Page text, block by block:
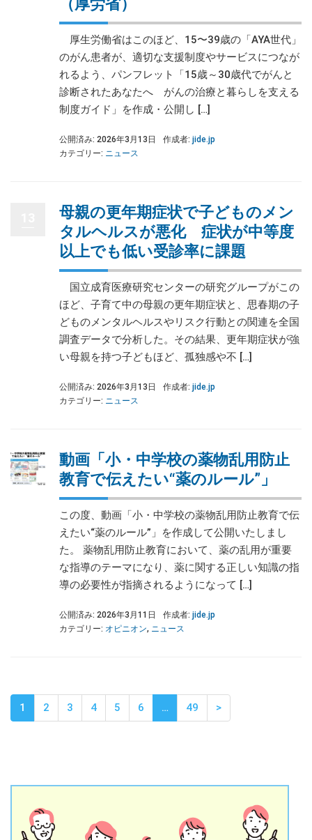
（厚労省）
厚生労働省はこのほど、15〜39歳の「AYA世代」
のがん患者が、適切な支援制度やサービスにつなが
れるよう、パンフレット「15歳～30歳代でがんと
診断されたあなたへ がんの治療と暮らしを支える
制度ガイド」を作成・公開し […]
公開済み: 2026年3月13日 作成者: jide.jp
カテゴリー: ニュース
母親の更年期症状で子どものメン
タルヘルスが悪化 症状が中等度
以上でも低い受診率に課題
国立成育医療研究センターの研究グループがこの
ほど、子育て中の母親の更年期症状と、思春期の子
どものメンタルヘルスやリスク行動との関連を全国
調査データで分析した。その結果、更年期症状が強
い母親を持つ子どもほど、孤独感や不 […]
公開済み: 2026年3月13日 作成者: jide.jp
カテゴリー: ニュース
動画「小・中学校の薬物乱用防止
教育で伝えたい“薬のルール”」
この度、動画「小・中学校の薬物乱用防止教育で伝
えたい“薬のルール”」を作成して公開いたしまし
た。 薬物乱用防止教育において、薬の乱用が重要
な指導のテーマになり、薬に関する正しい知識の指
導の必要性が指摘されるようになって […]
公開済み: 2026年3月11日 作成者: jide.jp
カテゴリー: オピニオン, ニュース
1 2 3 4 5 6 … 49 >